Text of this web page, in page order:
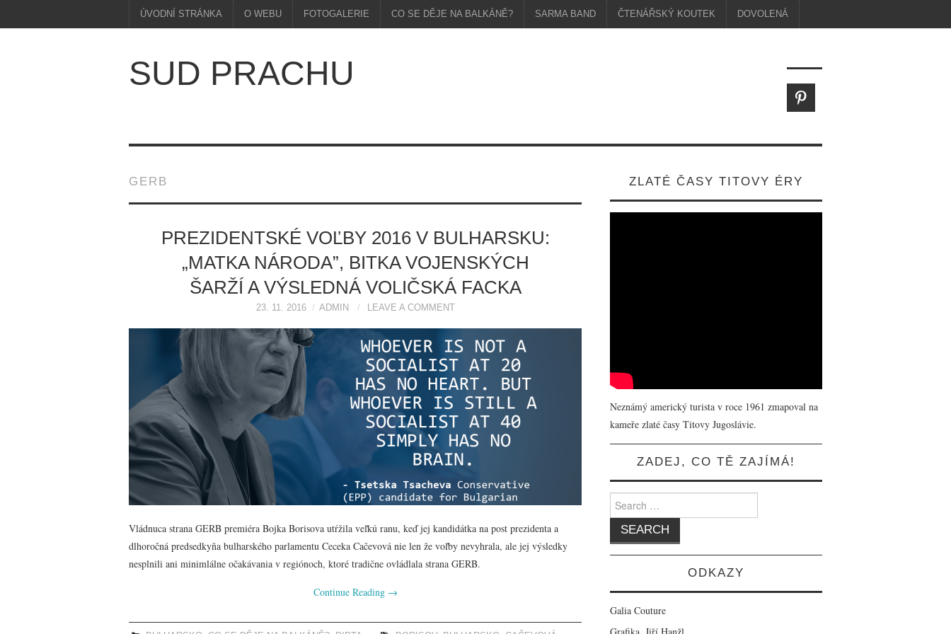
ÚVODNÍ STRÁNKA O WEBU FOTOGALERIE CO SE DĚJE NA BALKÁNĚ? SARMA BAND ČTENÁŘSKÝ KOUTEK DOVOLENÁ
SUD PRACHU
GERB
PREZIDENTSKÉ VOĽBY 2016 V BULHARSKU:
„MATKA NÁRODA”, BITKA VOJENSKÝCH
ŠARŽÍ A VÝSLEDNÁ VOLIČSKÁ FACKA
23. 11. 2016 ADMIN LEAVE A COMMENT
Vládnuca strana GERB premiéra Bojka Borisova utŕžila veľkú ranu, keď jej kandidátka na post prezidenta a
dlhoročná predsedkyňa bulharského parlamentu Ceceka Cačevová nie len že voľby nevyhrala, ale jej výsledky
nesplnili ani minimlálne očakávania v regiónoch, ktoré tradične ovládlala strana GERB.
Continue Reading →
ZLATÉ ČASY TITOVY ÉRY
Neznámý americký turista v roce 1961 zmapoval na
kameře zlaté časy Titovy Jugoslávie.
ZADEJ, CO TĚ ZAJÍMÁ!
Search for:
ODKAZY
Galia Couture